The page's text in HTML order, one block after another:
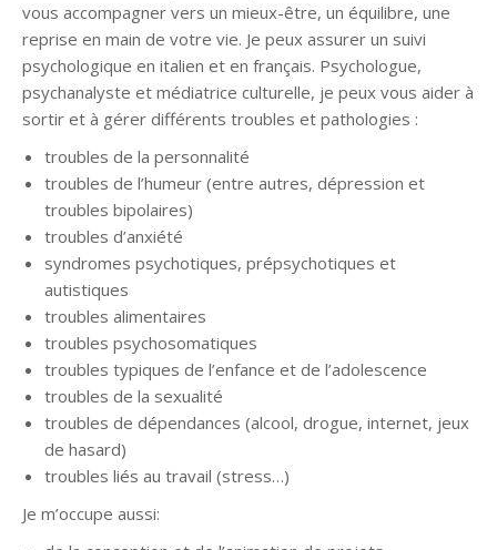
vous accompagner vers un mieux-être, un équilibre, une
reprise en main de votre vie. Je peux assurer un suivi
psychologique en italien et en français. Psychologue,
psychanalyste et médiatrice culturelle, je peux vous aider à
sortir et à gérer différents troubles et pathologies :
troubles de la personnalité
troubles de l’humeur (entre autres, dépression et
troubles bipolaires)
troubles d’anxiété
syndromes psychotiques, prépsychotiques et
autistiques
troubles alimentaires
troubles psychosomatiques
troubles typiques de l’enfance et de l’adolescence
troubles de la sexualité
troubles de dépendances (alcool, drogue, internet, jeux
de hasard)
troubles liés au travail (stress…)
Je m’occupe aussi: